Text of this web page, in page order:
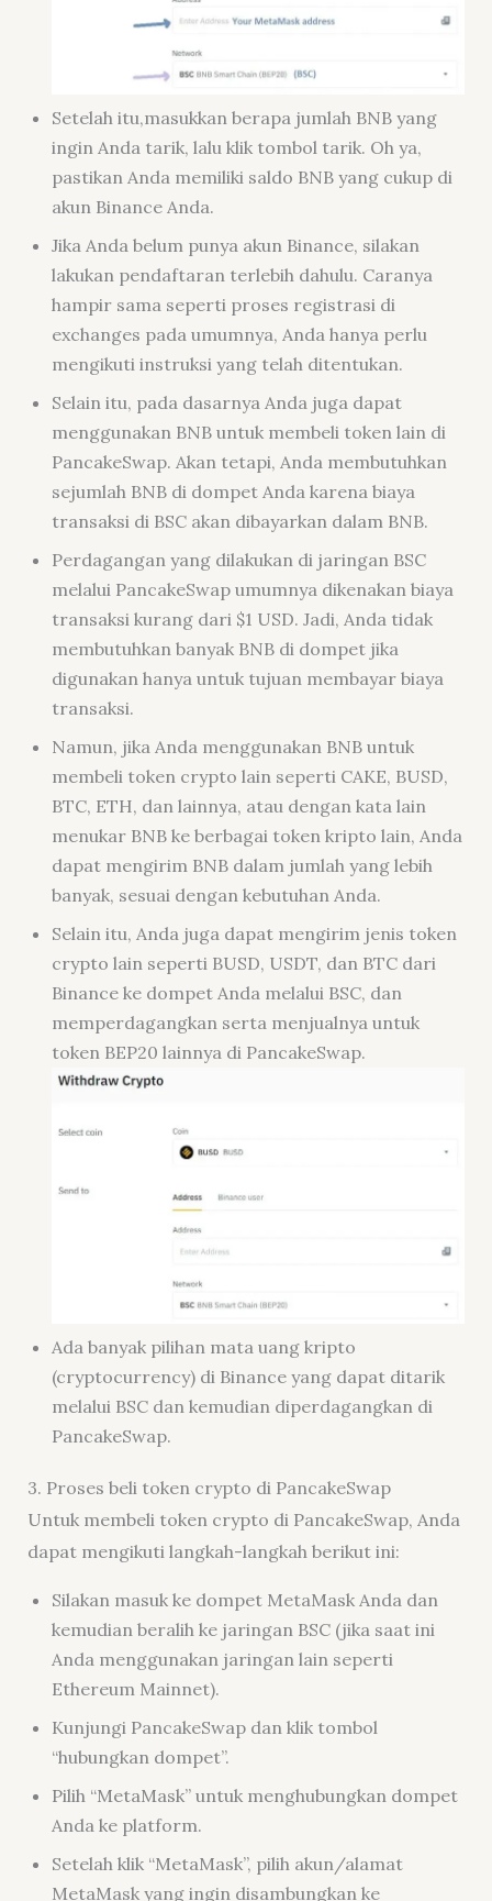
Setelah itu,masukkan berapa jumlah BNB yang
ingin Anda tarik, lalu klik tombol tarik. Oh ya,
pastikan Anda memiliki saldo BNB yang cukup di
akun Binance Anda.
Jika Anda belum punya akun Binance, silakan
lakukan pendaftaran terlebih dahulu. Caranya
hampir sama seperti proses registrasi di
exchanges pada umumnya, Anda hanya perlu
mengikuti instruksi yang telah ditentukan.
Selain itu, pada dasarnya Anda juga dapat
menggunakan BNB untuk membeli token lain di
PancakeSwap. Akan tetapi, Anda membutuhkan
sejumlah BNB di dompet Anda karena biaya
transaksi di BSC akan dibayarkan dalam BNB.
Perdagangan yang dilakukan di jaringan BSC
melalui PancakeSwap umumnya dikenakan biaya
transaksi kurang dari $1 USD. Jadi, Anda tidak
membutuhkan banyak BNB di dompet jika
digunakan hanya untuk tujuan membayar biaya
transaksi.
Namun, jika Anda menggunakan BNB untuk
membeli token crypto lain seperti CAKE, BUSD,
BTC, ETH, dan lainnya, atau dengan kata lain
menukar BNB ke berbagai token kripto lain, Anda
dapat mengirim BNB dalam jumlah yang lebih
banyak, sesuai dengan kebutuhan Anda.
Selain itu, Anda juga dapat mengirim jenis token
crypto lain seperti BUSD, USDT, dan BTC dari
Binance ke dompet Anda melalui BSC, dan
memperdagangkan serta menjualnya untuk
token BEP20 lainnya di PancakeSwap.
Ada banyak pilihan mata uang kripto
(cryptocurrency) di Binance yang dapat ditarik
melalui BSC dan kemudian diperdagangkan di
PancakeSwap.
3. Proses beli token crypto di PancakeSwap
Untuk membeli token crypto di PancakeSwap, Anda
dapat mengikuti langkah-langkah berikut ini:
Silakan masuk ke dompet MetaMask Anda dan
kemudian beralih ke jaringan BSC (jika saat ini
Anda menggunakan jaringan lain seperti
Ethereum Mainnet).
Kunjungi PancakeSwap dan klik tombol
“hubungkan dompet”.
Pilih “MetaMask” untuk menghubungkan dompet
Anda ke platform.
Setelah klik “MetaMask”, pilih akun/alamat
MetaMask yang ingin disambungkan ke